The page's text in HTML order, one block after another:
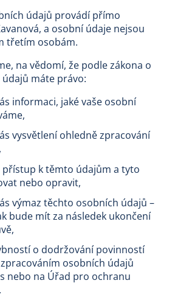
údajů provádí přímo
a osobní údaje nejsou
třetím osobám.
na vědomí, že podle zákona o
máte právo:
informaci, jaké vaše osobní
vysvětlení ohledně zpracování
přístup k těmto údajům a tyto
nebo opravit,
výmaz těchto osobních údajů –
bude mít za následek ukončení
o dodržování povinností
osobních údajů
nebo na Úřad pro ochranu